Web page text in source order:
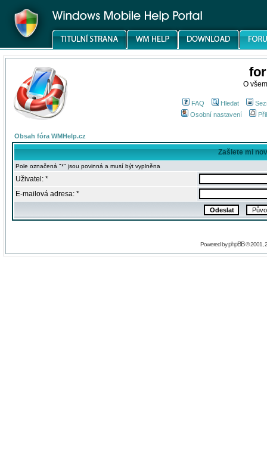
O
FAQ Hledat
Osobní nastavení
Obsah fóra WMHelp.cz
Zašlete mi
Pole označená "*" jsou povinná a musí být vyplněna
Uživatel: *
E-mailová adresa: *
Powered byphpBB© 2001,